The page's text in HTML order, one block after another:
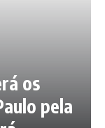
os
pela